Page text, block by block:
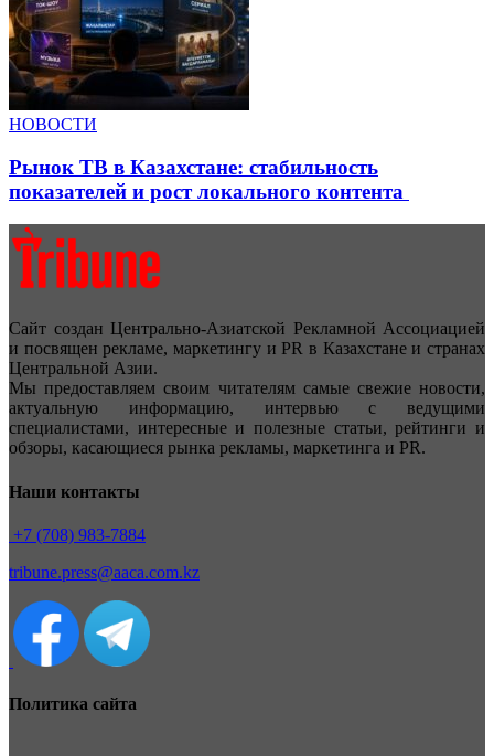
НОВОСТИ
Рынок ТВ в Казахстане: стабильность
показателей и рост локального контента
Сайт создан Центрально-Азиатской Рекламной Ассоциацией
и посвящен рекламе, маркетингу и PR в Казахстане и странах
Центральной Азии.
Мы предоставляем своим читателям самые свежие новости,
актуальную информацию, интервью с ведущими
специалистами, интересные и полезные статьи, рейтинги и
обзоры, касающиеся рынка рекламы, маркетинга и PR.
Наши контакты
+7 (708) 983-7884
tribune.press@aaca.com.kz
Политика сайта